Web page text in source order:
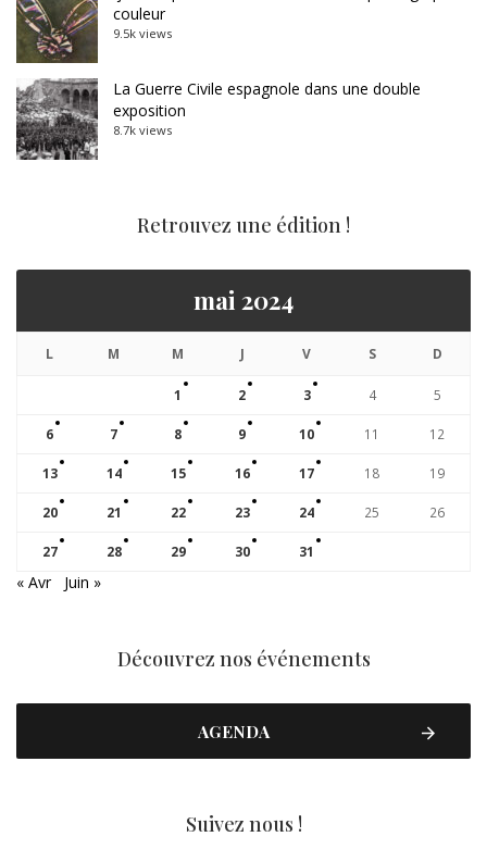
couleur
9.5k views
La Guerre Civile espagnole dans une double
exposition
8.7k views
Retrouvez une édition !
mai 2024
L M M J V S D
1 2 3 4 5
6 7 8 9 10 11 12
13 14 15 16 17 18 19
20 21 22 23 24 25 26
27 28 29 30 31
« Avr Juin »
Découvrez nos événements
AGENDA
Suivez nous !